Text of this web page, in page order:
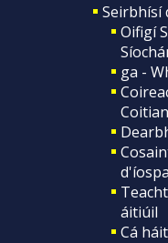
Seirbhísí
Oifigí
ga -
áitiúil
Cá